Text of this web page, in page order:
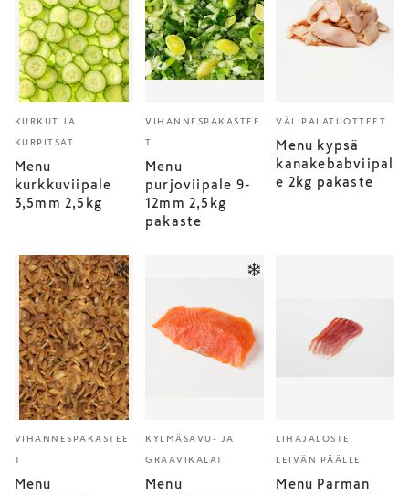
KURKUT JA
KURPITSAT
Menu
kurkkuviipale
3,5mm 2,5kg
VIHANNESPAKASTEE
T
Menu
purjoviipale 9-
12mm 2,5kg
pakaste
VÄLIPALATUOTTEET
Menu kypsä
kanakebabviipal
e 2kg pakaste
VIHANNESPAKASTEE
T
Menu
KYLMÄSAVU- JA
GRAAVIKALAT
Menu
LIHAJALOSTE
LEIVÄN PÄÄLLE
Menu Parman